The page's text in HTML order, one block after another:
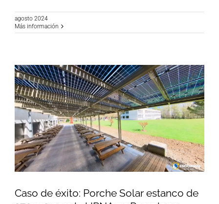
Caso de Éxito: Cubierta Solar para 10 pistas de
agosto 2024
Más información
Caso de éxito: Porche Solar estanco de